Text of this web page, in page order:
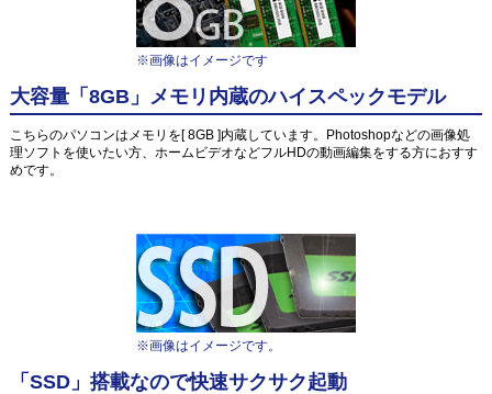
※画像はイメージです
大容量「8GB」メモリ内蔵のハイスペックモデル
こちらのパソコンはメモリを[ 8GB ]内蔵しています。Photoshopなどの画像処
理ソフトを使いたい方、ホームビデオなどフルHDの動画編集をする方におすす
めです。
※画像はイメージです。
「SSD」搭載なので快速サクサク起動